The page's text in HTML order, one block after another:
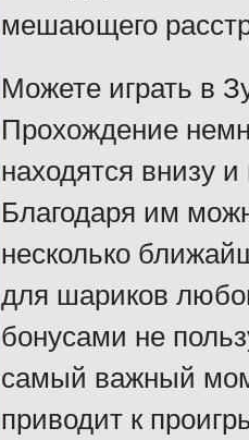
мешающего
Можете играть в
Прохождение
находятся внизу
Благодаря им
несколько
для шариков
бонусами не
самый важный
приводит к